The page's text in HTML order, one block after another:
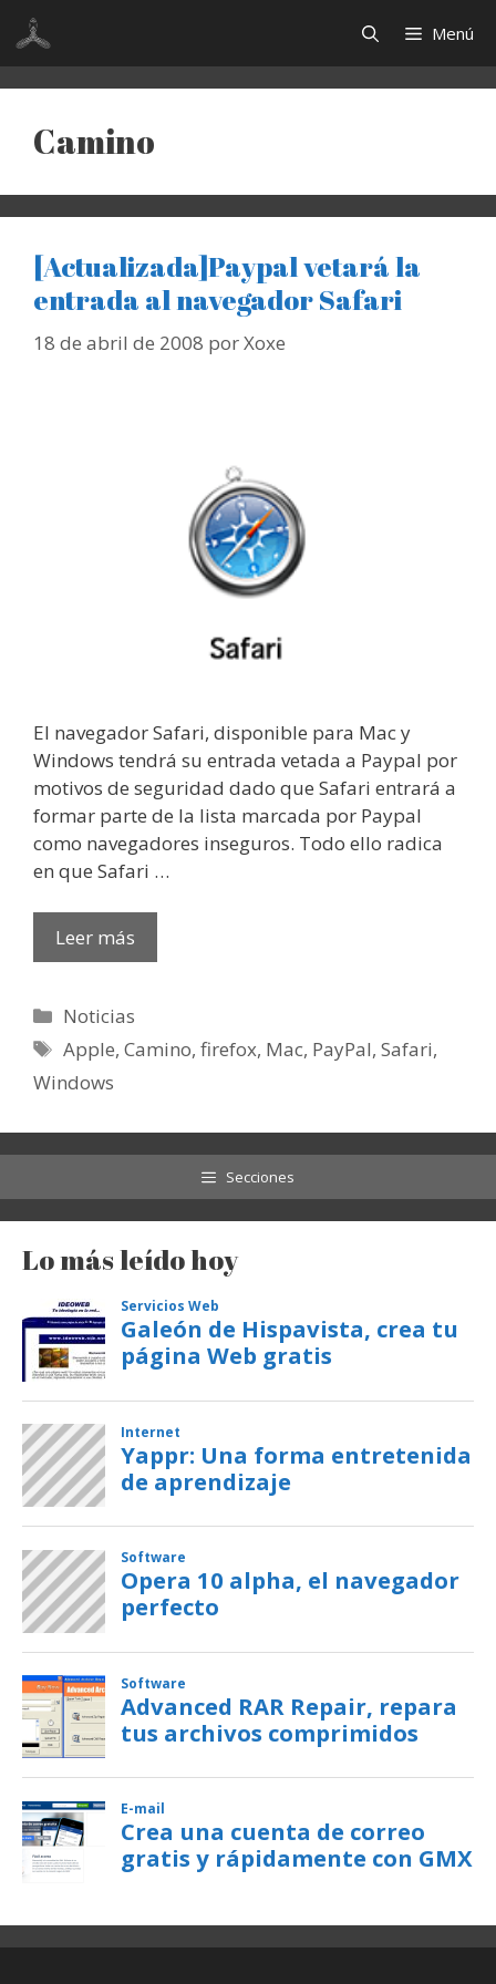
Saltar
contenido
Menú
Camino
[Actualizada]Paypal vetará la
entrada al navegador Safari
18 de abril de 2008 porXoxe
El navegador Safari, disponible para Mac y
Windows tendrá su entrada vetada a Paypal por
motivos de seguridad dado que Safari entrará a
formar parte de la lista marcada por Paypal
como navegadores inseguros. Todo ello radica
en que Safari …
Leer más
Categorías
Noticias
Etiquetas
Apple,Camino,firefox, Mac, PayPal,Safari,
Windows
Secciones
Lo más leído hoy